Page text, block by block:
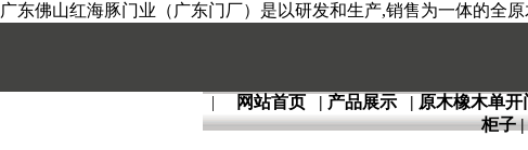
广东佛山红海豚门业（广东门厂）是以研发和生产,销售为一体的全
| 网站首页 | 产品展示 | 原木橡木单开
柜子|